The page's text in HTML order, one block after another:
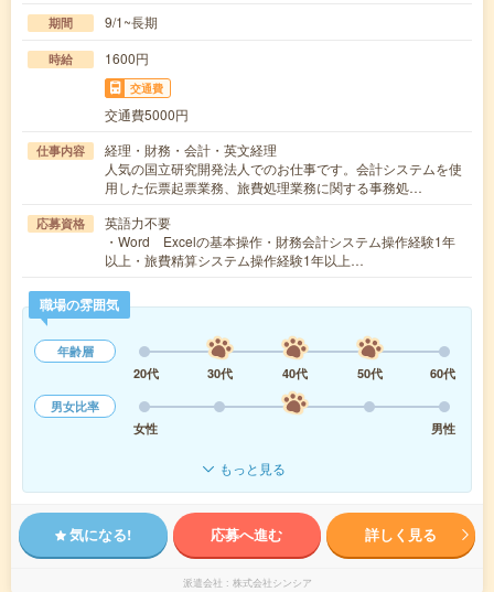
期間 9/1~長期
時給 1600円
交通費
交通費5000円
仕事内容
経理・財務・会計・英文経理
人気の国立研究開発法人でのお仕事です。会計システムを使
用した伝票起票業務、旅費処理業務に関する事務処…
応募資格
英語力不要
・Word Excelの基本操作・財務会計システム操作経験1年
以上・旅費精算システム操作経験1年以上…
職場の雰囲気
年齢層
20代
30代 40代 50代
60代
男女比率
女性
男性
もっと見る
気になる! 応募へ進む 詳しく見る
派遣会社 株式会社シンシア